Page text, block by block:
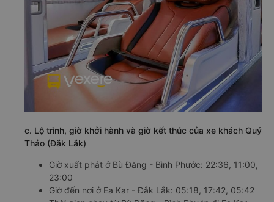
c. Lộ trình, giờ khởi hành và giờ kết thúc của xe khách Quý
Thảo (Đắk Lắk)
Giờ xuất phát ở Bù Đăng - Bình Phước: 22:36, 11:00,
23:00
Giờ đến nơi ở Ea Kar - Đắk Lắk: 05:18, 17:42, 05:42